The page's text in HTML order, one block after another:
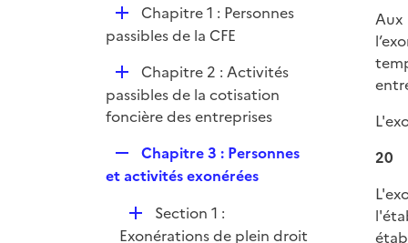
l
i
e
r
D
é
i
e
Chapitre 1 : Personnes
passibles de la CFE
D
é
p
e
r
Chapitre 2 : Activités
passibles de la cotisation
foncière des entreprises
e
l
Chapitre 3 : Personnes
et activités exonérées
D
é
Section 1 :
Exonérations de plein droit
20